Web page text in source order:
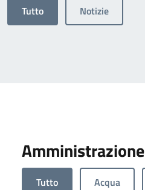
Tutto Notizie
Amministrazione
Tutto Acqua